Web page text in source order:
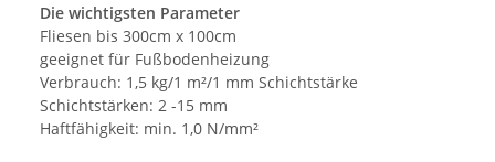
Die wichtigsten Parameter
Fliesen bis 300cm x 100cm
geeignet für Fußbodenheizung
Verbrauch: 1,5 kg/1 m²/1 mm Schichtstärke
Schichtstärken: 2 -15 mm
Haftfähigkeit: min. 1,0 N/mm²